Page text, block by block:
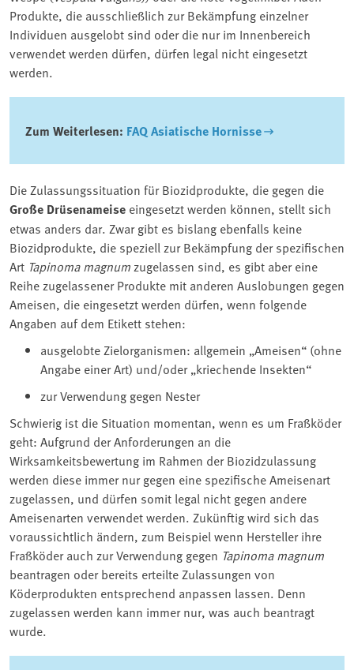
Produkte, die ausschließlich zur Bekämpfung einzelner
Individuen ausgelobt sind oder die nur im Innenbereich
verwendet werden dürfen, dürfen legal nicht eingesetzt
werden.
Zum Weiterlesen: FAQ Asiatische Hornisse
Die Zulassungssituation für Biozidprodukte, die gegen die
Große Drüsenameise eingesetzt werden können, stellt sich
etwas anders dar. Zwar gibt es bislang ebenfalls keine
Biozidprodukte, die speziell zur Bekämpfung der spezifischen
Art Tapinoma magnum zugelassen sind, es gibt aber eine
Reihe zugelassener Produkte mit anderen Auslobungen gegen
Ameisen, die eingesetzt werden dürfen, wenn folgende
Angaben auf dem Etikett stehen:
ausgelobte Zielorganismen: allgemein „Ameisen“ (ohne
Angabe einer Art) und/oder „kriechende Insekten“
zur Verwendung gegen Nester
Schwierig ist die Situation momentan, wenn es um Fraßköder
geht: Aufgrund der Anforderungen an die
Wirksamkeitsbewertung im Rahmen der Biozidzulassung
werden diese immer nur gegen eine spezifische Ameisenart
zugelassen, und dürfen somit legal nicht gegen andere
Ameisenarten verwendet werden. Zukünftig wird sich das
voraussichtlich ändern, zum Beispiel wenn Hersteller ihre
Fraßköder auch zur Verwendung gegen Tapinoma magnum
beantragen oder bereits erteilte Zulassungen von
Köderprodukten entsprechend anpassen lassen. Denn
zugelassen werden kann immer nur, was auch beantragt
wurde.